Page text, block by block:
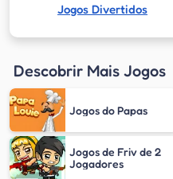
Jogos Divertidos
Descobrir Mais Jogos
Jogos do Papas
Jogos de Friv de 2
Jogadores